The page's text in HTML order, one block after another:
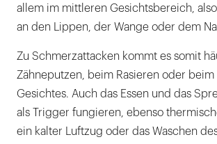
allem im mittleren Gesichtsbereich,
an den Lippen, der Wange oder dem
Zu Schmerzattacken kommt es somit
Zähneputzen, beim Rasieren oder beim
Gesichtes. Auch das Essen und das
als Trigger fungieren, ebenso
ein kalter Luftzug oder das Waschen